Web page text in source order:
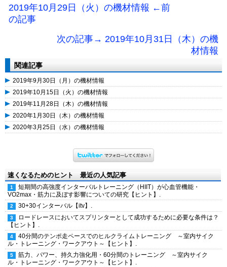
2019年10月29日（火）の機材情報 ←前
の記事
次の記事→ 2019年10月31日（木）の機
材情報
関連記事
2019年9月30日（月）の機材情報
2019年10月15日（火）の機材情報
2019年11月28日（木）の機材情報
2020年1月30日（木）の機材情報
2020年3月25日（水）の機材情報
速くなるためのヒント 最近の人気記事
短期間の高強度インターバルトレーニング（HIIT）が心血管機能・
VO2max・筋力に及ぼす影響についての研究【ヒント】.
30+30インターバル【itv】.
ロードレースにおいてスプリンターとして成功するために必要な条件は？
【ヒント】.
40分間のテンポ走ペースでのヒルクライムトレーニング ～室内サイク
ル・トレーニング・ワークアウト～【ヒント】.
筋力、パワー、持久力強化用・60分間のトレーニング ～室内サイク
ル・トレーニング・ワークアウト～【ヒント】.